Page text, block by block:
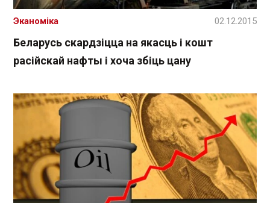
Беларусь скардзіцца на якасць і кошт
расійскай нафты і хоча збіць цану
Эканоміка 02.12.2015